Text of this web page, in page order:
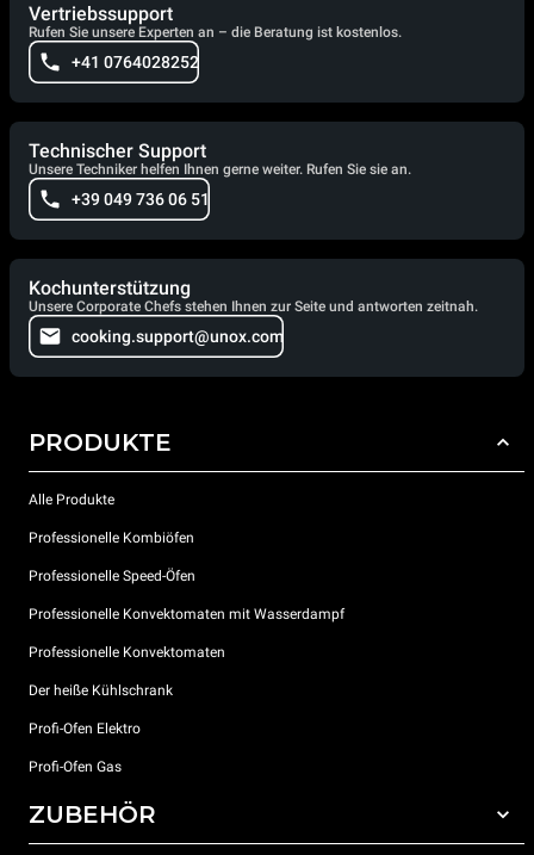
Vertriebssupport
Rufen Sie unsere Experten an – die Beratung ist kostenlos.
+41 0764028252
Technischer Support
Unsere Techniker helfen Ihnen gerne weiter. Rufen Sie sie an.
+39 049 736 06 51
Kochunterstützung
Unsere Corporate Chefs stehen Ihnen zur Seite und antworten zeitnah.
cooking.support@unox.com
PRODUKTE
Alle Produkte
Professionelle Kombiöfen
Professionelle Speed-Öfen
Professionelle Konvektomaten mit Wasserdampf
Professionelle Konvektomaten
Der heiße Kühlschrank
Profi-Ofen Elektro
Profi-Ofen Gas
ZUBEHÖR